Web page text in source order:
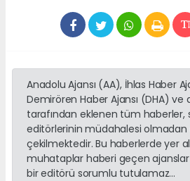
Anadolu Ajansı (AA), İhlas Haber
Demirören Haber Ajansı (DHA) ve
tarafından eklenen tüm haberler,
editörlerinin müdahalesi olmadan
çekilmektedir. Bu haberlerde yer
muhataplar haberi geçen
bir editörü sorumlu tutulamaz...